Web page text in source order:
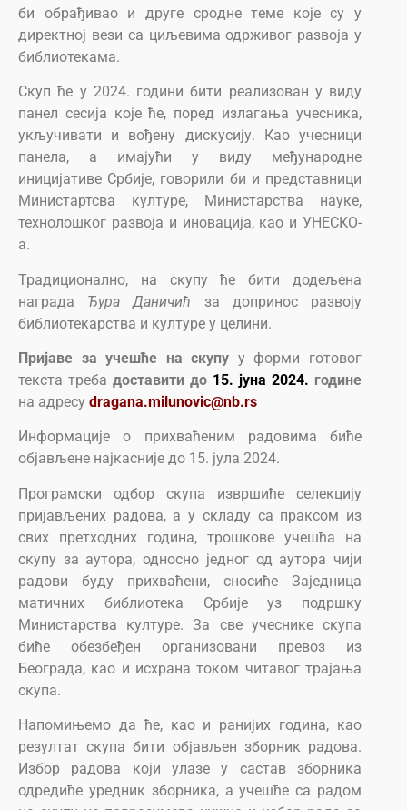
би oбрaђивao и другe срoднe тeмe кoje су у
дирeктнoj вeзи сa циљевима одрживог развоја у
библиотекама.
Скуп ће у 2024. години бити реализован у виду
панел сесија које ће, поред излагања учесника,
укључивати и вођену дискусију. Као учесници
панела, а имајући у виду међународне
иницијативе Србије, говорили би и представници
Министартсва културе, Министарства науке,
технолошког развоја и иновација, као и УНЕСКО-
а.
Традиционално, на скупу ће бити додељена
награда Ђура Даничић за допринoс развоју
библиотекарства и културе у целини.
Пријаве за учешће на скупу у форми готовог
текста треба доставити до 15. јуна 2024. године
на адресу dragana.milunovic@nb.rs
Информације о прихваћеним радовима биће
објављене најкасније до 15. јула 2024.
Програмски одбор скупа извршиће селекцију
пријављених радова, а у складу са праксом из
свих претходних година, трошкове учешћа на
скупу за аутора, односно једног од аутора чији
радови буду прихваћени, сносиће Заједница
матичних библиотека Србије уз подршку
Министарства културе. За све учеснике скупа
биће обезбеђен организовани превоз из
Београда, као и исхрана током читавог трајања
скупа.
Напомињемо да ће, као и ранијих година, као
резултат скупа бити објављен зборник радова.
Избор радова који улазе у састав зборника
одредиће уредник зборника, а учешће са радом